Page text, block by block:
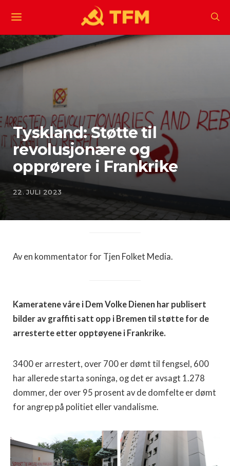
Tyskland: Støtte til
revolusjonære og
opprørere i Frankrike
22. JULI 2023
Av en kommentator for Tjen Folket Media.
Kameratene våre i Dem Volke Dienen har publisert
bilder av graffiti satt opp i Bremen til støtte for de
arresterte etter opptøyene i Frankrike.
3400 er arrestert, over 700 er dømt til fengsel, 600
har allerede starta soninga, og det er avsagt 1.278
dommer, der over 95 prosent av de domfelte er dømt
for angrep på politiet eller vandalisme.